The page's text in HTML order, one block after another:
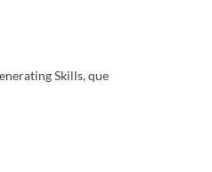
Skills, que